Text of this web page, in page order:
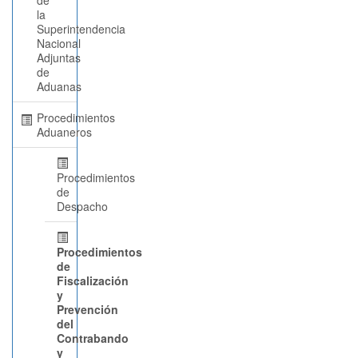
la
Superintendencia
Nacional
Adjuntas
de
Aduanas
Procedimientos
Aduaneros
Procedimientos
de
Despacho
Procedimientos
de
Fiscalización
y
Prevención
del
Contrabando
y